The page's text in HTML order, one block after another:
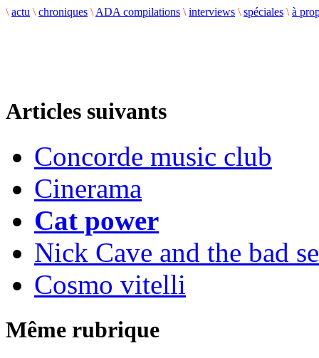
\ actu \ chroniques \ ADA compilations \ interviews \ spéciales \ à
Articles suivants
Concorde music club
Cinerama
Cat power
Nick Cave and the bad
Cosmo vitelli
Même rubrique